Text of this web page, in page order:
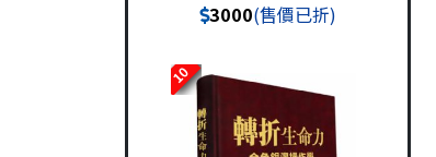
3000(售價已折)
10